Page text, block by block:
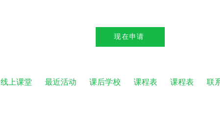
现在申请
线上课堂 最近活动 课后学校 课程表 课程表 联